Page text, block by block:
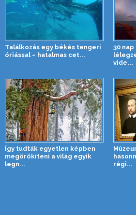
Találkozás egy békés tengeri
óriással – hatalmas cet...
30
vide...
Így tudták egyetlen képben
megörökíteni a világ egyik
legn...
régi...